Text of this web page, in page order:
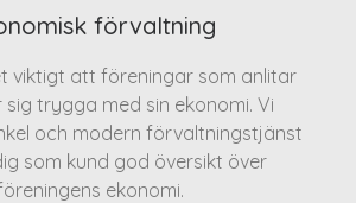
förvaltning
viktigt att föreningar som anlitar
sig trygga med sin ekonomi. Vi
och modern förvaltningstjänst
som kund god översikt över
ekonomi.